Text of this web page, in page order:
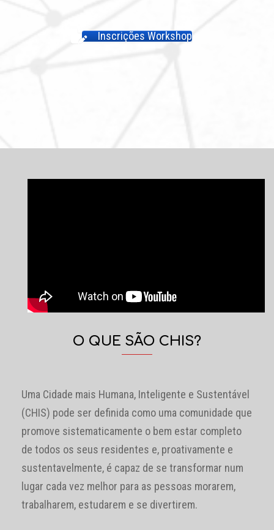
Inscrições Workshop
O QUE SÃO CHIS?
Uma Cidade mais Humana, Inteligente e Sustentável
(CHIS) pode ser definida como uma comunidade que
promove sistematicamente o bem estar completo
de todos os seus residentes e, proativamente e
sustentavelmente, é capaz de se transformar num
lugar cada vez melhor para as pessoas morarem,
trabalharem, estudarem e se divertirem.